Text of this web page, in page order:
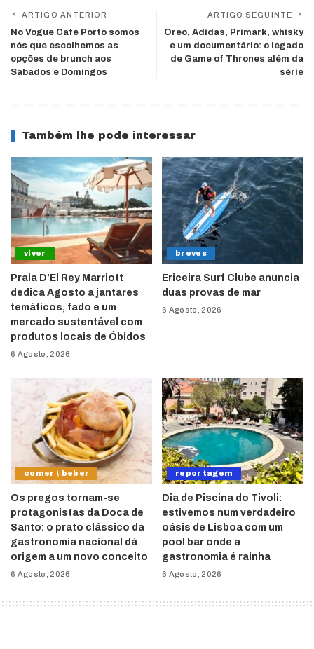
ARTIGO ANTERIOR
No Vogue Café Porto somos
nós que escolhemos as
opções de brunch aos
Sábados e Domingos
ARTIGO SEGUINTE
Oreo, Adidas, Primark, whisky
e um documentário: o legado
de Game of Thrones além da
série
Também lhe pode interessar
viver
Praia D’El Rey Marriott
dedica Agosto a jantares
temáticos, fado e um
mercado sustentável com
produtos locais de Óbidos
6 Agosto, 2026
breves
Ericeira Surf Clube anuncia
duas provas de mar
6 Agosto, 2026
comer \ beber
Os pregos tornam-se
protagonistas da Doca de
Santo: o prato clássico da
gastronomia nacional dá
origem a um novo conceito
6 Agosto, 2026
reportagem
Dia de Piscina do Tivoli:
estivemos num verdadeiro
oásis de Lisboa com um
pool bar onde a
gastronomia é rainha
6 Agosto, 2026